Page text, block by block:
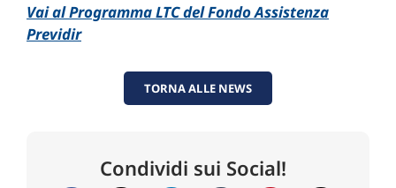
Vai al Programma LTC del Fondo Assistenza
Previdir
TORNA ALLE NEWS
Condividi sui Social!